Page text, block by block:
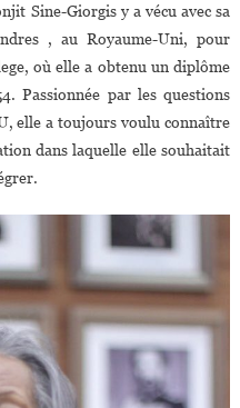
Sine-Giorgis y a vécu avec sa
, au Royaume-Uni, pour
où elle a obtenu un diplôme
Passionnée par les questions
elle a toujours voulu connaître
dans laquelle elle souhaitait